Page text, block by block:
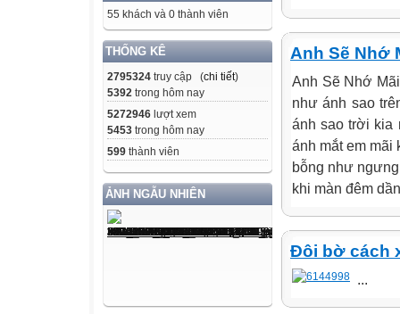
55 khách và 0 thành viên
THỐNG KÊ
2795324 truy cập (chi tiết)
5392 trong hôm nay
5272946 lượt xem
5453 trong hôm nay
599 thành viên
ẢNH NGẪU NHIÊN
Anh Sẽ Nhớ
Anh Sẽ Nhớ
như ánh sao
ánh sao trời kia
ánh mắt em mãi
bỗng như
khi màn đêm
Đôi bờ cách
...